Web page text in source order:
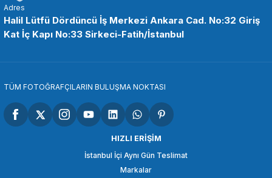
OEM
OEM Marka 55mm Lens Kapağı
OEM
OEM Marka 58mm Lens Kapağı
Adres
Halil Lütfü Dördüncü İş Merkezi Ankara Cad. No:32 Giriş
Kat İç Kapı No:33 Sirkeci-Fatih/İstanbul
TÜM FOTOĞRAFÇILARIN BULUŞMA NOKTASI
HIZLI ERİŞİM
İstanbul İçi Aynı Gün Teslimat
Markalar